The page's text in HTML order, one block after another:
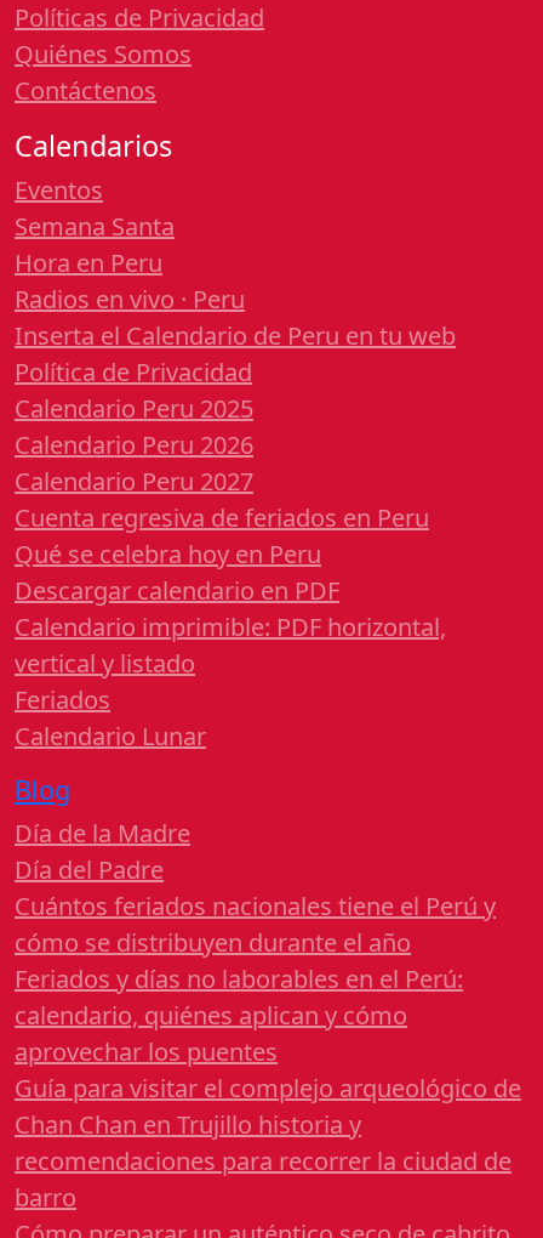
Políticas de Privacidad
Quiénes Somos
Contáctenos
Calendarios
Eventos
Semana Santa
Hora en Peru
Radios en vivo · Peru
Inserta el Calendario de Peru en tu web
Política de Privacidad
Calendario Peru 2025
Calendario Peru 2026
Calendario Peru 2027
Cuenta regresiva de feriados en Peru
Qué se celebra hoy en Peru
Descargar calendario en PDF
Calendario imprimible: PDF horizontal,
vertical y listado
Feriados
Calendario Lunar
Blog
Día de la Madre
Día del Padre
Cuántos feriados nacionales tiene el Perú y
cómo se distribuyen durante el año
Feriados y días no laborables en el Perú:
calendario, quiénes aplican y cómo
aprovechar los puentes
Guía para visitar el complejo arqueológico de
Chan Chan en Trujillo historia y
recomendaciones para recorrer la ciudad de
barro